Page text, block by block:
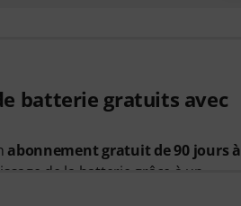
batterie gratuits avec
abonnement gratuit de 90 jours à
de la batterie grâce à un
exercices à réaliser. Vous passerez